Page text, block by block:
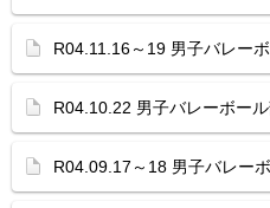
R04.11.16～19 男子バレー
R04.10.22 男子バレーボー
R04.09.17～18 男子バレー